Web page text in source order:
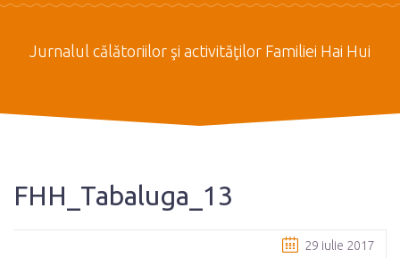
Jurnalul călătoriilor şi activităţilor Familiei Hai Hui
FHH_Tabaluga_13
29 iulie 2017